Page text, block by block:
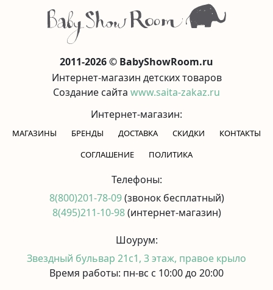
2011-2026 © BabyShowRoom.ru
Интернет-магазин детских товаров
Создание сайта www.saita-zakaz.ru
Интернет-магазин:
МАГАЗИНЫ БРЕНДЫ ДОСТАВКА СКИДКИ
КОНТАКТЫ
CОГЛАШЕНИЕ
ПОЛИТИКА
Телефоны:
8(800)201-78-09(звонок бесплатный)
8(495)211-10-98(интернет-магазин)
Шоурум:
Звездный бульвар 21с1, 3 этаж, правое крыло
Время работы: пн-вс с 10:00 до 20:00